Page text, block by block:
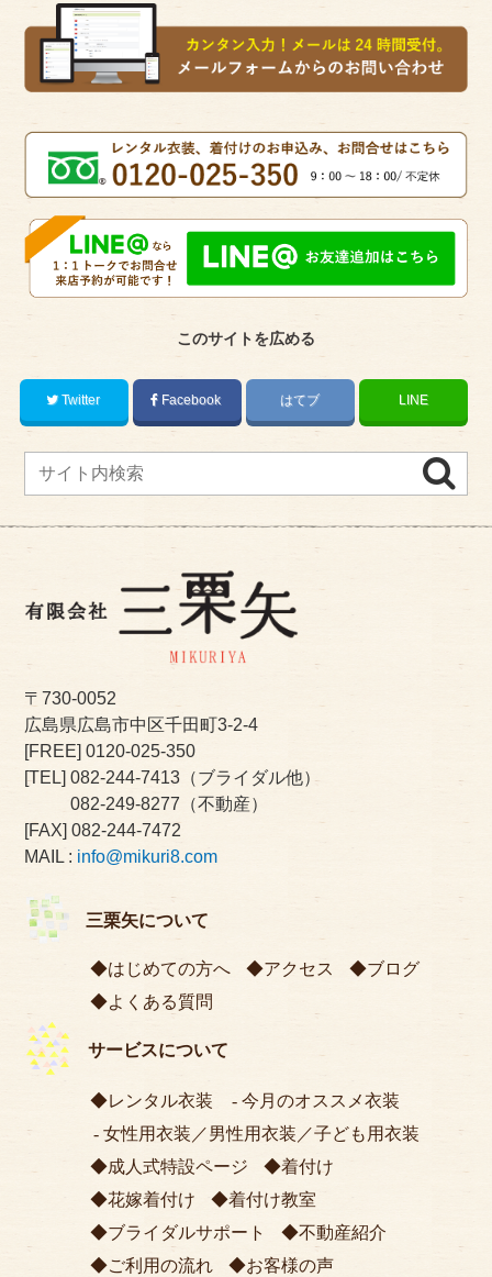
このサイトを広める
Twitter Facebook はてブ LINE
〒730-0052
広島県広島市中区千田町3-2-4
[FREE]0120-025-350
[TEL] 082-244-7413 （ブライダル他）
082-249-8277 （不動産）
[FAX] 082-244-7472
MAIL : info@mikuri8.com
三栗矢について
はじめての方へ アクセス
ブログ
よくある質問
サービスについて
レンタル衣装
今月のオススメ衣装
女性用衣装 ／男性用衣装 ／子ども用衣装
成人式特設ページ
着付け
花嫁着付け
着付け教室
ブライダルサポート
不動産紹介
ご利用の流れ
お客様の声